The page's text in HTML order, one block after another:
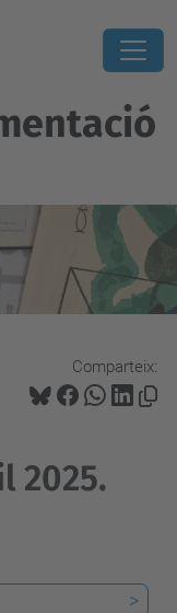
Comparteix:
2025.
>